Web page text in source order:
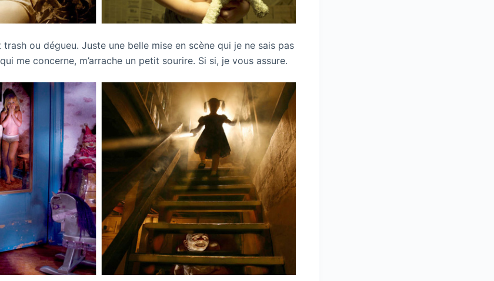
trash ou dégueu. Juste une belle mise en scène qui je ne sais pas
me concerne, m’arrache un petit sourire. Si si, je vous assure.